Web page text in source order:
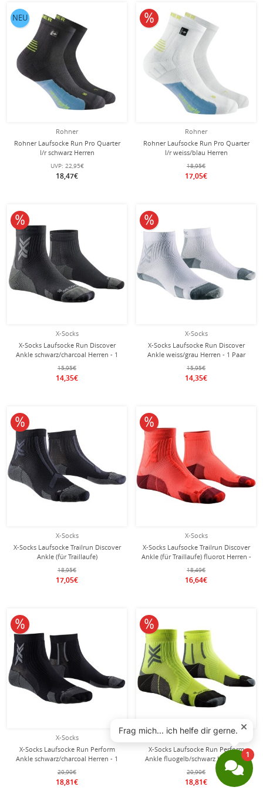
Rohner
Rohner Laufsocke Run Pro Quarter
l/r schwarz Herren
UVP: 22,95€
18,47€
NEU
Rohner
Rohner Laufsocke Run Pro Quarter
l/r weiss/blau Herren
18,95€
17,05€
10% reduziert
X-Socks
X-Socks Laufsocke Run Discover
Ankle schwarz/charcoal Herren - 1
Paar
15,95€
14,35€
10% reduziert
X-Socks
X-Socks Laufsocke Run Discover
Ankle weiss/grau Herren - 1 Paar
15,95€
14,35€
10% reduziert
X-Socks
X-Socks Laufsocke Trailrun Discover
Ankle (für Traillaufe)
schwarz/charcoal Herren - 1 Paar
18,95€
17,05€
10% reduziert
X-Socks
X-Socks Laufsocke Trailrun Discover
Ankle (für Traillaufe) fluorot Herren -
1 Paar
18,49€
16,64€
10% reduziert
X-Socks
X-Socks Laufsocke Run Perform
Ankle schwarz/charcoal Herren - 1
Paar
20,90€
18,81€
10% reduziert
X-Socks Laufsocke Run Perform
Ankle fluogelb/schwarz Herren - 1
Paar
20,90€
18,81€
10% reduziert